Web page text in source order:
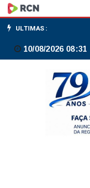
Passagens
aéreas
registram
aumento
ULTIMAS :
10/08/2026 08:31